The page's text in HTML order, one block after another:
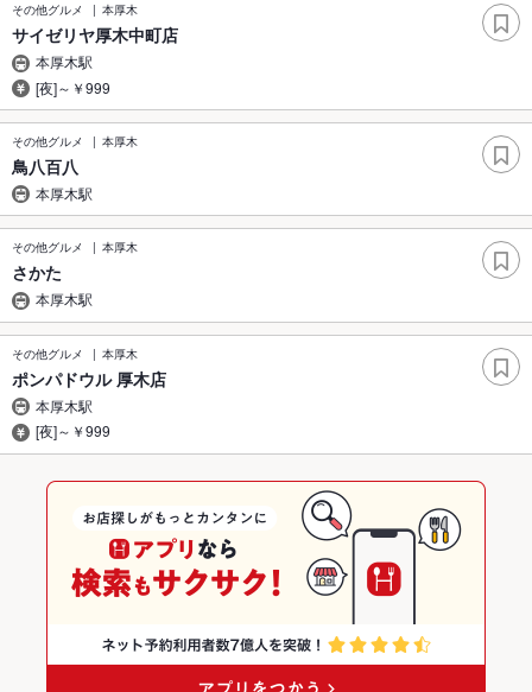
その他グルメ 本厚木
サイゼリヤ厚木中町店
本厚木駅
[夜]～￥999
その他グルメ 本厚木
鳥八百八
本厚木駅
その他グルメ 本厚木
さかた
本厚木駅
その他グルメ 本厚木
ポンパドウル 厚木店
本厚木駅
[夜]～￥999